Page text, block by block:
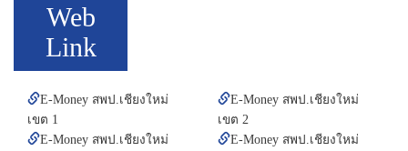
Web
Link
E-Money สพป.เชียงใหม่
เขต 1
E-Money สพป.เชียงใหม่
เขต 2
E-Money สพป.เชียงใหม่
E-Money สพป.เชียงใหม่